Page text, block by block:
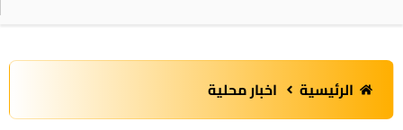
الرئيسية اخبار محلية